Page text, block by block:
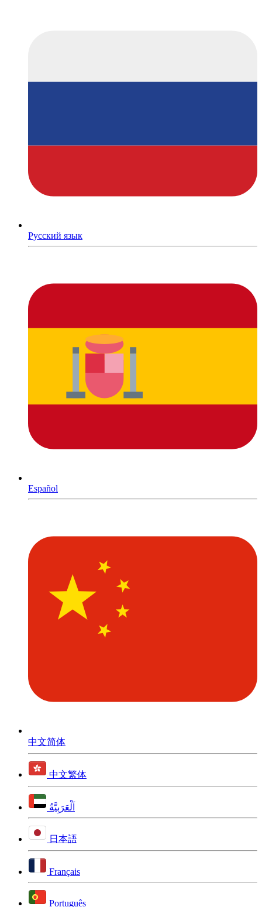
Русский язык
Español
中文简体
中文繁体
اَلْعَرَبِيَّةُ
日本語
Français
Português